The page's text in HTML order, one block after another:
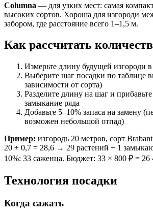
Columna — для узких мест: самая
высоких сортов. Хороша для изгороди
забором, где расстояние всего 1–1,5 м.
Как рассчитать
Измерьте длину будущей изгороди
Выберите шаг посадки по таблице
зависимости от сорта)
Разделите длину на шаг и
замыкание ряда
Добавьте 5–10% запаса на замену
возможен небольшой отпад)
Пример: изгородь 20 метров, сорт
20 ÷ 0,7 = 28,6 → 29 растений + 1
10%: 33 саженца. Бюджет: 33 × 800 ₽ = 26
Технология посадки
Когда сажать